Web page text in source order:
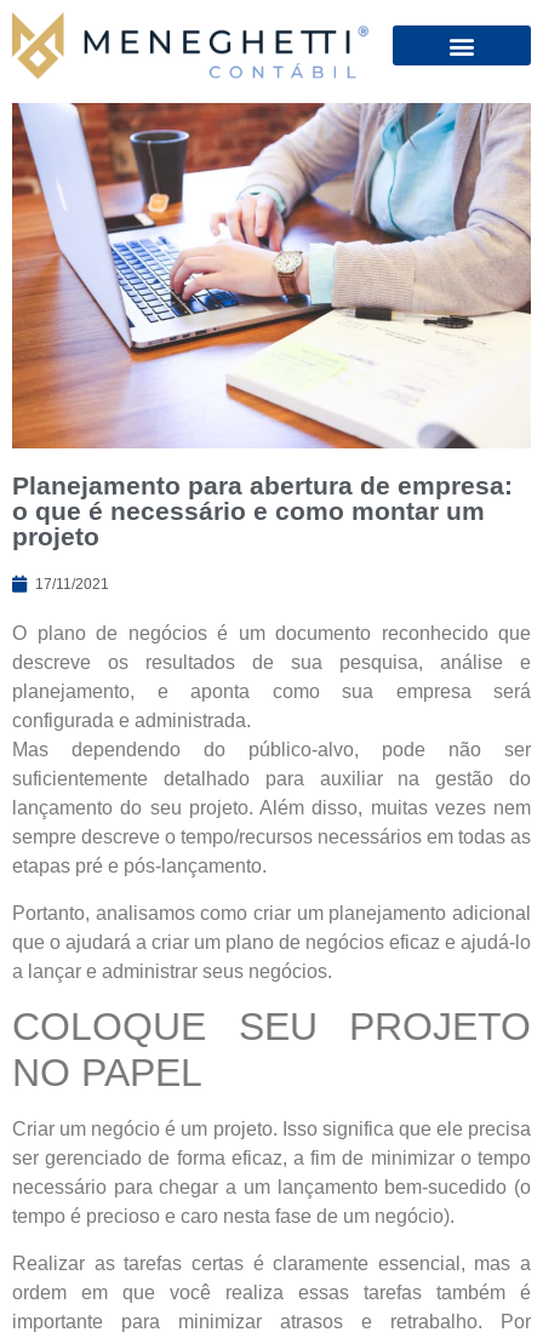
Planejamento para abertura de empresa:
o que é necessário e como montar um
projeto
17/11/2021
O plano de negócios é um documento reconhecido que
descreve os resultados de sua pesquisa, análise e
planejamento, e aponta como sua empresa será
configurada e administrada.
Mas dependendo do público-alvo, pode não ser
suficientemente detalhado para auxiliar na gestão do
lançamento do seu projeto. Além disso, muitas vezes nem
sempre descreve o tempo/recursos necessários em todas as
etapas pré e pós-lançamento.
Portanto, analisamos como criar um planejamento adicional
que o ajudará a criar um plano de negócios eficaz e ajudá-lo
a lançar e administrar seus negócios.
COLOQUE SEU PROJETO
NO PAPEL
Criar um negócio é um projeto. Isso significa que ele precisa
ser gerenciado de forma eficaz, a fim de minimizar o tempo
necessário para chegar a um lançamento bem-sucedido (o
tempo é precioso e caro nesta fase de um negócio).
Realizar as tarefas certas é claramente essencial, mas a
ordem em que você realiza essas tarefas também é
importante para minimizar atrasos e retrabalho. Por